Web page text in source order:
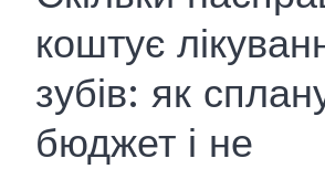
коштує
зубів: як
бюджет і не